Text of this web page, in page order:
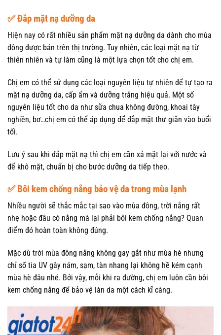
✅ Đắp mặt nạ dưỡng da
Hiện nay có rất nhiều sản phẩm mặt nạ dưỡng da dành cho mùa
đông được bán trên thị trường. Tuy nhiên, các loại mặt nạ từ
thiên nhiên và tự làm cũng là một lựa chọn tốt cho chị em.
Chị em có thể sử dụng các loại nguyên liệu tự nhiên để tự tạo ra
mặt nạ dưỡng da, cấp ẩm và dưỡng trắng hiệu quả. Một số
nguyên liệu tốt cho da như sữa chua không đường, khoai tây
nghiền, bơ…chị em có thể áp dụng để đắp mặt thư giãn vào buổi
tối.
Lưu ý sau khi đắp mặt nạ thì chị em cần xả mặt lại với nước và
để khô mặt, chuẩn bị cho bước dưỡng da tiếp theo.
✅ Bôi kem chống nắng bảo vệ da trong mùa lạnh
Nhiều người sẽ thắc mắc tại sao vào mùa đông, trời nắng rất
nhẹ hoặc đâu có nắng mà lại phải bôi kem chống nắng? Quan
điểm đó hoàn toàn không đúng.
Mặc dù trời mùa đông nắng không gay gắt như mùa hè nhưng
chỉ số tia UV gây nám, sạm, tàn nhang lại không hề kém cạnh
mùa hè đâu nhé. Bởi vậy, mỗi khi ra đường, chị em luôn cần bôi
kem chống nắng để bảo vệ làn da một cách kĩ càng.